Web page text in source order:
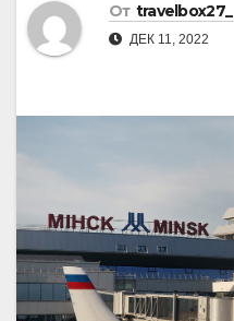
От travelbox27_
ДЕК 11, 2022